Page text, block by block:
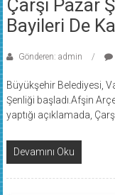
Çarşı Pazar
Bayileri De
Gönderen: admin
Büyükşehir Belediyesi,
Şenliği başladı.Afşin
yaptığı açıklamada,
Devamını Oku